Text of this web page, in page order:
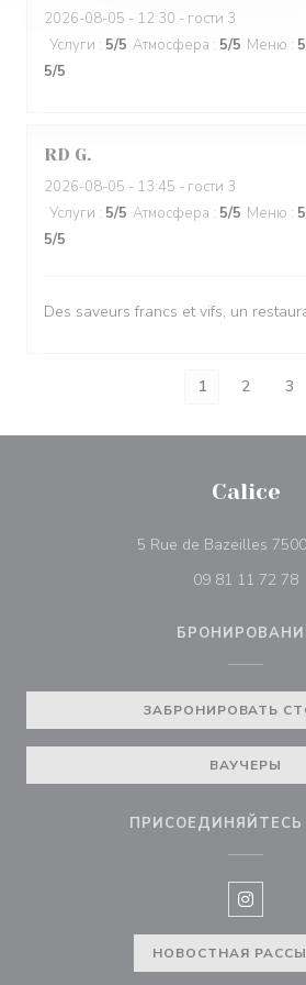
2026-08-05 - 12:30 - гости 3
Услуги : 5/5 Атмосфера : 5/5 Меню : 5
5/5
RD G
2026-08-05 - 13:45 - гости 3
Услуги : 5/5 Атмосфера : 5/5 Меню : 5
5/5
Des saveurs francs et vifs, un
1 2 3
Calice
5 Rue de Bazeilles
09 81 11 72 78
ЗАБРОНИРОВАТЬ
ВАУЧЕРЫ
НОВОСТНАЯ